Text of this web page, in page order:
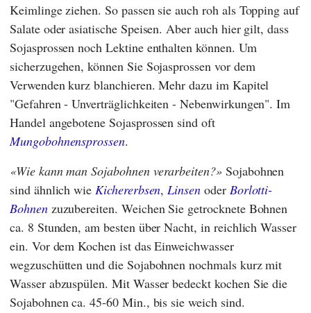
Keimlinge ziehen. So passen sie auch roh als Topping auf
Salate oder asiatische Speisen. Aber auch hier gilt, dass
Sojasprossen noch Lektine enthalten können. Um
sicherzugehen, können Sie Sojasprossen vor dem
Verwenden kurz blanchieren. Mehr dazu im Kapitel
"Gefahren - Unverträglichkeiten - Nebenwirkungen". Im
Handel angebotene Sojasprossen sind oft
Mungobohnensprossen.
Wie kann man Sojabohnen verarbeiten? Sojabohnen
sind ähnlich wieKichererbsen,Linsen oder Borlotti-
Bohnenzuzubereiten. Weichen Sie getrocknete Bohnen
ca. 8 Stunden, am besten über Nacht, in reichlich Wasser
ein. Vor dem Kochen ist das Einweichwasser
wegzuschütten und die Sojabohnen nochmals kurz mit
Wasser abzuspülen. Mit Wasser bedeckt kochen Sie die
Sojabohnen ca. 45-60 Min., bis sie weich sind.